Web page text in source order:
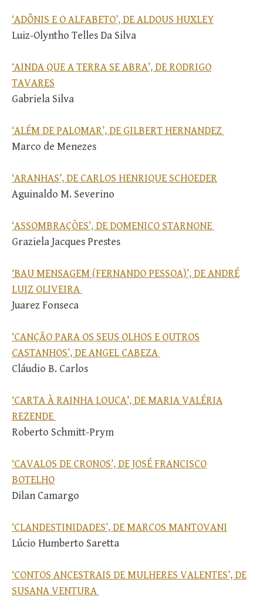
‘ADÔNIS E O ALFABETO’, DE ALDOUS HUXLEY
Luiz-Olyntho Telles Da Silva
‘AINDA QUE A TERRA SE ABRA’, DE RODRIGO
TAVARES
Gabriela Silva
‘ALÉM DE PALOMAR’, DE GILBERT HERNANDEZ
Marco de Menezes
‘ARANHAS’, DE CARLOS HENRIQUE SCHOEDER
Aguinaldo M. Severino
‘ASSOMBRAÇÕES’, DE DOMENICO STARNONE
Graziela Jacques Prestes
‘BAU MENSAGEM (FERNANDO PESSOA)’, DE ANDRÉ
LUIZ OLIVEIRA
Juarez Fonseca
‘CANÇÃO PARA OS SEUS OLHOS E OUTROS
CASTANHOS’, DE ANGEL CABEZA
Cláudio B. Carlos
‘CARTA À RAINHA LOUCA’, DE MARIA VALÉRIA
REZENDE
Roberto Schmitt-Prym
‘CAVALOS DE CRONOS’, DE JOSÉ FRANCISCO
BOTELHO
Dilan Camargo
‘CLANDESTINIDADES’, DE MARCOS MANTOVANI
Lúcio Humberto Saretta
‘CONTOS ANCESTRAIS DE MULHERES VALENTES’, DE
SUSANA VENTURA